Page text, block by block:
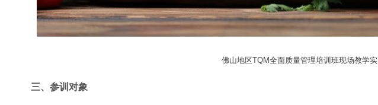
佛山地区TQM全面质量管理培训班现场教学
三、参训对象